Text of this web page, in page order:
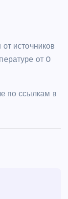
источников
от 0
по ссылкам в